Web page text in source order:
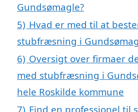
Gundsømagle?
5) Hvad er med til at
stubfræsning i
6) Oversigt over firmaer
med stubfræsning i
hele Roskilde kommune
7) Find en professionel til